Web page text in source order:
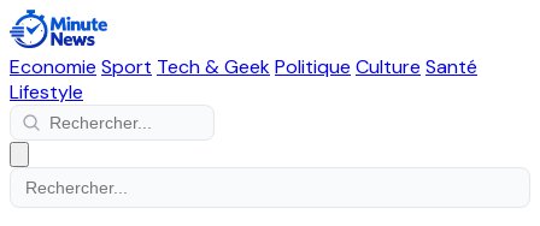
Economie Sport Tech & GeekPolitique Culture Santé
Lifestyle